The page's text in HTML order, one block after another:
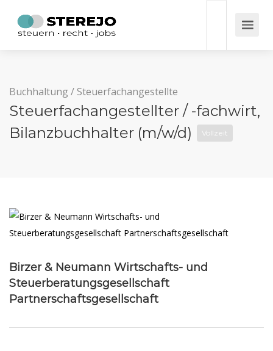
Buchhaltung / Steuerfachangestellte
Steuerfachangestellter / -fachwirt,
Bilanzbuchhalter (m/w/d)
Vollzeit
Birzer & Neumann Wirtschafts- und
Steuerberatungsgesellschaft
Partnerschaftsgesellschaft